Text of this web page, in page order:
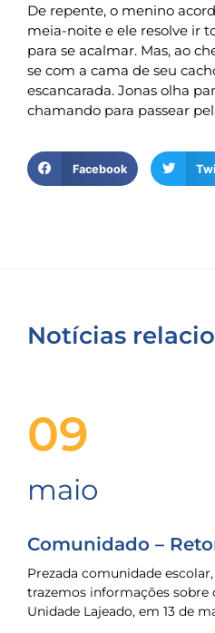
De repente, o menino
meia-noite e ele resolve ir
para se acalmar. Mas, ao
se com a cama de seu
escancarada. Jonas olha
chamando para passear
Facebook
Notícias
09
maio
Comunidado –
Prezada comunidade
trazemos informações sobre
Unidade Lajeado, em 13 de